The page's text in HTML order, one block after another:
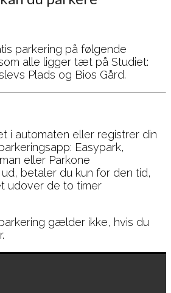
parkering på følgende
alle ligger tæt på Studiet:
Plads og Bios Gård.
i automaten eller registrer din
Easypark,
eller Parkone
betaler du kun for den tid,
udover de to timer
gælder ikke, hvis du